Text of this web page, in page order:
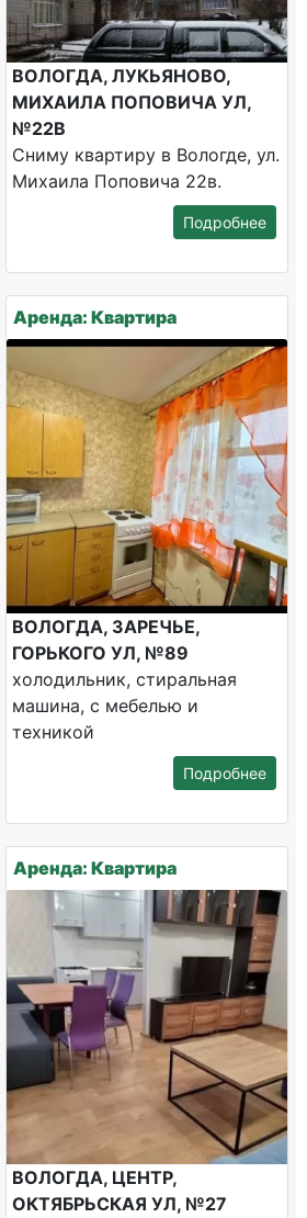
ВОЛОГДА, ЛУКЬЯНОВО,
МИХАИЛА ПОПОВИЧА УЛ,
№22В
Сниму квартиру в Вологде, ул.
Михаила Поповича 22в.
Подробнее
Аренда: Квартира
ВОЛОГДА, ЗАРЕЧЬЕ,
ГОРЬКОГО УЛ, №89
холодильник, стиральная
машина, с мебелью и
техникой
Подробнее
Аренда: Квартира
ВОЛОГДА, ЦЕНТР,
ОКТЯБРЬСКАЯ УЛ, №27